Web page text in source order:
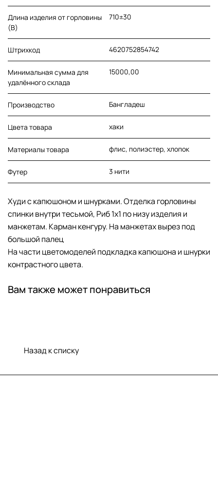
Длина изделия от горловины
(B)
710±30
Штрихкод 4620752854742
Минимальная сумма для
удалённого склада
15000,00
Производство Бангладеш
Цвета товара хаки
Материалы товара флис, полиэстер, хлопок
Футер 3 нити
Худи с капюшоном и шнурками. Отделка горловины
спинки внутри тесьмой, Риб 1х1 по низу изделия и
манжетам. Карман кенгуру. На манжетах вырез под
большой палец
На части цветомоделей подкладка капюшона и шнурки
контрастного цвета.
Вам также может понравиться
Назад к списку